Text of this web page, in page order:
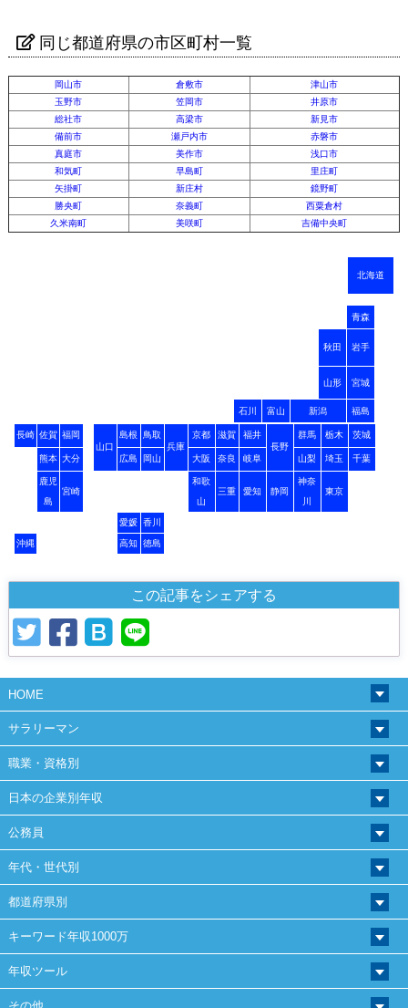
同じ都道府県の市区町村一覧
岡山市 倉敷市
津山市
玉野市
笠岡市
井原市
総社市
高梁市
新見市
備前市
瀬戸内市
赤磐市
真庭市
美作市
浅口市
和気町
早島町
里庄町
矢掛町
新庄村
鏡野町
勝央町
奈義町
西粟倉村
久米南町
美咲町 吉備中央町
北海道
青森
秋田 岩手
山形 宮城
石川 富山 新潟 福島
長崎 佐賀 福岡
山口
島根
鳥取
兵庫
京都 滋賀
福井
長野
群馬 栃木 茨城
熊本 大分 広島 岡山 大阪 奈良 岐阜 山梨 埼玉 千葉
鹿児
島
宮崎
和歌
山
三重 愛知 静岡
神奈
川
東京
愛媛 香川
沖縄 高知 徳島
この記事をシェアする
HOME
サラリーマン
職業・資格別
日本の企業別年収
公務員
年代・世代別
都道府県別
キーワード年収1000万
年収ツール